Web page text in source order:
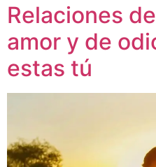
Relaciones
amor y de
estas tú